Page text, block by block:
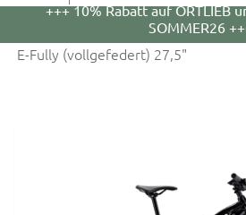
+++ 10% Rabatt auf ORTLIEB
SOMMER26
E-Fully (vollgefedert) 27,5"